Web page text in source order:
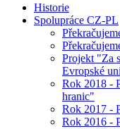
Historie
Spolupráce CZ-PL
Projekt "Za
Evropské
Rok 2018 -
hranic"
Rok 2017 -
Rok 2016 -